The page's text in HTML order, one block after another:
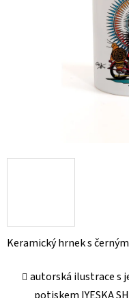
Keramický hrnek s
autorská ilustrace s